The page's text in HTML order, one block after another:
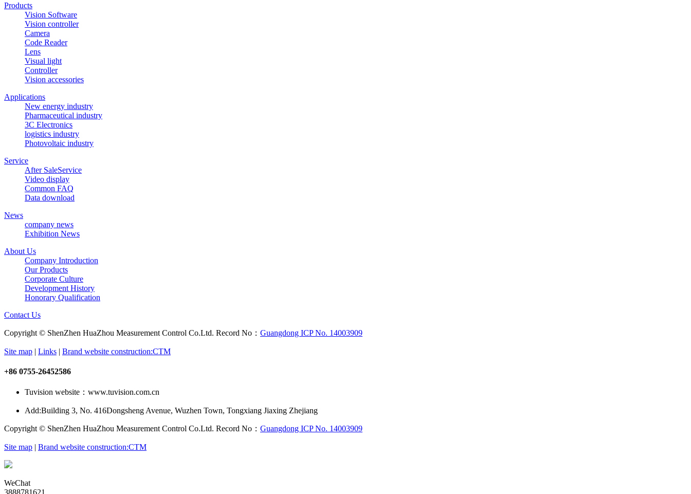
Products
Vision Software
Vision controller
Camera
Code Reader
Lens
Visual light
Controller
Vision accessories
Applications
New energy industry
Pharmaceutical industry
3C Electronics
logistics industry
Photovoltaic industry
Service
After SaleService
Video display
Common FAQ
Data download
News
company news
Exhibition News
About Us
Company Introduction
Our Products
Corporate Culture
Development History
Honorary Qualification
Contact Us
Copyright © ShenZhen HuaZhou Measurement Control Co.Ltd. Record No： Guangdong ICP No. 14003909
Site map | Links | Brand website construction:CTM
+86 0755-26452586
Tuvision website：www.tuvision.com.cn
Add:Building 3, No. 416Dongsheng Avenue, Wuzhen Town, Tongxiang Jiaxing Zhejiang
Copyright © ShenZhen HuaZhou Measurement Control Co.Ltd. Record No： Guangdong ICP No. 14003909
Site map | Brand website construction:CTM
WeChat
3888781621